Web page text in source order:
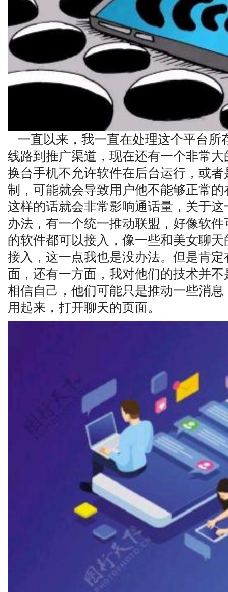
一直以来，我一直在处理这个平台所
线路到推广渠道，现在还有一个非常
换台手机不允许软件在后台运行，或
制，可能就会导致用户他不能够正常
这样的话就会非常影响通话量，关于
办法，有一个统一推动联盟，好像软
的软件都可以接入，像一些和美女聊
接入，这一点我也是没办法。但是肯
面，还有一方面，我对他们的技术并
相信自己，他们可能只是推动一些消
用起来，打开聊天的页面。